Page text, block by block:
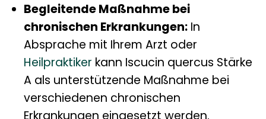
Begleitende Maßnahme bei
chronischen Erkrankungen:In
Absprache mit Ihrem Arzt oder
Heilpraktiker kann Iscucin quercus Stärke
A als unterstützende Maßnahme bei
verschiedenen chronischen
Erkrankungen eingesetzt werden.